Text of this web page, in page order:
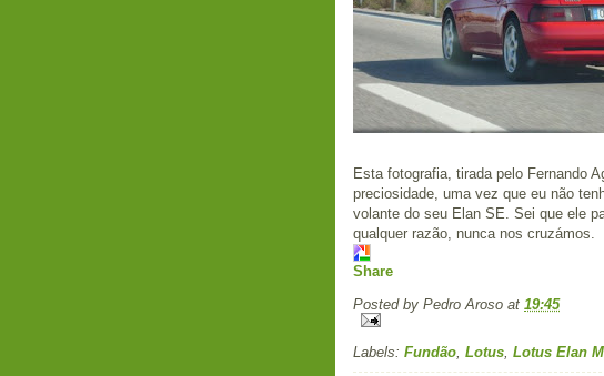
Esta fotografia, tirada pelo Fernando
preciosidade, uma vez que eu não
volante do seu Elan SE. Sei que ele
qualquer razão, nunca nos cruzámos.
Share
Posted by Pedro Aroso at 19:45
Labels: Fundão Lotus Lotus Elan